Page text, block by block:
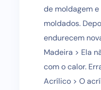
de moldagem
moldados.
endurecem
Madeira > Ela
com o calor.
Acrílico > O